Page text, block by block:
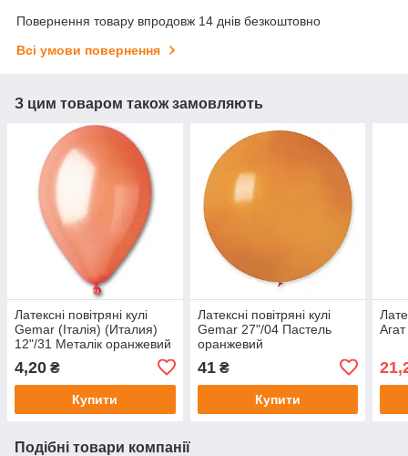
Повернення товару впродовж 14 днів безкоштовно
Всі умови повернення
З цим товаром також замовляють
Латексні повітряні кулі
Gemar (Італія) (Италия)
12"/31 Металік оранжевий
4,20 ₴
Купити
Латексні повітряні кулі
Gemar 27"/04 Пастель
оранжевий
41₴
Купити
Подібні товари компанії